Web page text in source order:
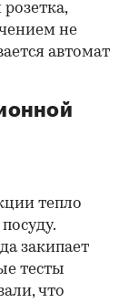
не
автомат
тепло
закипает
тесты
что